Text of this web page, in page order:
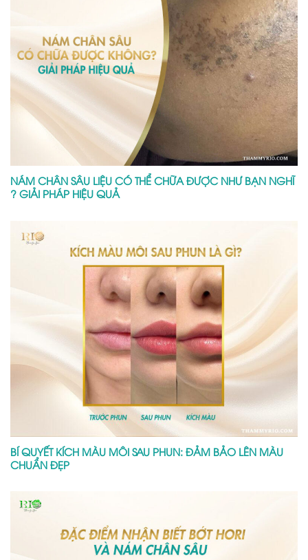
NÁM CHÂN SÂU LIỆU CÓ THỂ CHỮA ĐƯỢC NHƯ BẠN NGHĨ
? GIẢI PHÁP HIỆU QUẢ
BÍ QUYẾT KÍCH MÀU MÔI SAU PHUN: ĐẢM BẢO LÊN MÀU
CHUẨN ĐẸP